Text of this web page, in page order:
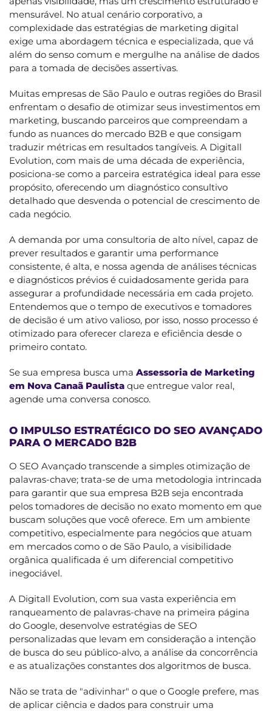
mensurável. No atual cenário corporativo, a
complexidade das estratégias de marketing digital
exige uma abordagem técnica e especializada, que vá
além do senso comum e mergulhe na análise de dados
para a tomada de decisões assertivas.
Muitas empresas de São Paulo e outras regiões do Brasil
enfrentam o desafio de otimizar seus investimentos em
marketing, buscando parceiros que compreendam a
fundo as nuances do mercado B2B e que consigam
traduzir métricas em resultados tangíveis. A Digitall
Evolution, com mais de uma década de experiência,
posiciona-se como a parceira estratégica ideal para esse
propósito, oferecendo um diagnóstico consultivo
detalhado que desvenda o potencial de crescimento de
cada negócio.
A demanda por uma consultoria de alto nível, capaz de
prever resultados e garantir uma performance
consistente, é alta, e nossa agenda de análises técnicas
e diagnósticos prévios é cuidadosamente gerida para
assegurar a profundidade necessária em cada projeto.
Entendemos que o tempo de executivos e tomadores
de decisão é um ativo valioso, por isso, nosso processo é
otimizado para oferecer clareza e eficiência desde o
primeiro contato.
Se sua empresa busca uma Assessoria de Marketing
em Nova Canaã Paulista que entregue valor real,
agende uma conversa conosco.
O IMPULSO ESTRATÉGICO DO SEO AVANÇADO
PARA O MERCADO B2B
O SEO Avançado transcende a simples otimização de
palavras-chave; trata-se de uma metodologia intrincada
para garantir que sua empresa B2B seja encontrada
pelos tomadores de decisão no exato momento em que
buscam soluções que você oferece. Em um ambiente
competitivo, especialmente para negócios que atuam
em mercados como o de São Paulo, a visibilidade
orgânica qualificada é um diferencial competitivo
inegociável.
A Digitall Evolution, com sua vasta experiência em
ranqueamento de palavras-chave na primeira página
do Google, desenvolve estratégias de SEO
personalizadas que levam em consideração a intenção
de busca do seu público-alvo, a análise da concorrência
e as atualizações constantes dos algoritmos de busca.
Não se trata de "adivinhar" o que o Google prefere, mas
de aplicar ciência e dados para construir uma